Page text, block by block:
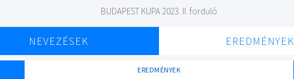
BUDAPEST KUPA 2023. II. forduló
NEVEZÉSEK EREDMÉNYEK
EREDMÉNYEK